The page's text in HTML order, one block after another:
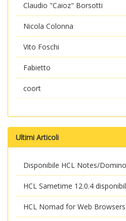
Claudio "Caioz" Borsotti
Nicola Colonna
Vito Foschi
Fabietto
coort
Ultimi Articoli
Disponibile HCL Notes/
HCL Sametime 12.0.4
HCL Nomad for Web Browsers